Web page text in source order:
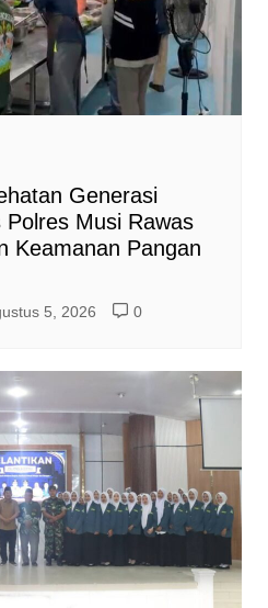
Generasi
Musi Rawas
Keamanan Pangan
5, 2026 0